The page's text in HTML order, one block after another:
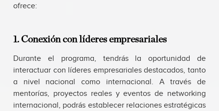
ofrece:
1. Conexión con líderes empresariales
Durante el programa, tendrás la oportunidad de
interactuar con líderes empresariales destacados, tanto
a nivel nacional como internacional. A través de
mentorías, proyectos reales y eventos de networking
internacional, podrás establecer relaciones estratégicas